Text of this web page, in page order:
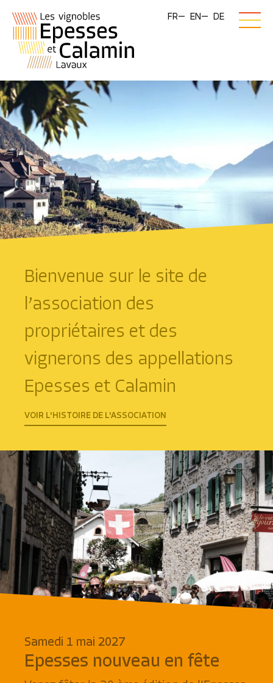
FR EN DE
Bienvenue sur le site de
l’association des
propriétaires et des
vignerons des appellations
Epesses et Calamin
VOIR L'HISTOIRE DE L'ASSOCIATION
Samedi 1 mai 2027
Epesses nouveau en fête